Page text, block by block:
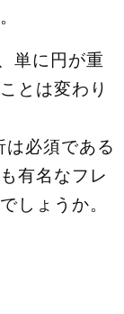
単に円が重
とは変わり
必須である
有名なフレ
しょうか。